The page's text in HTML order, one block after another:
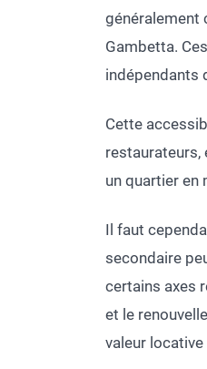
généralement
Gambetta.
indépendants
Cette
restaurateurs,
un quartier en
Il faut
secondaire
certains axes
et le
valeur